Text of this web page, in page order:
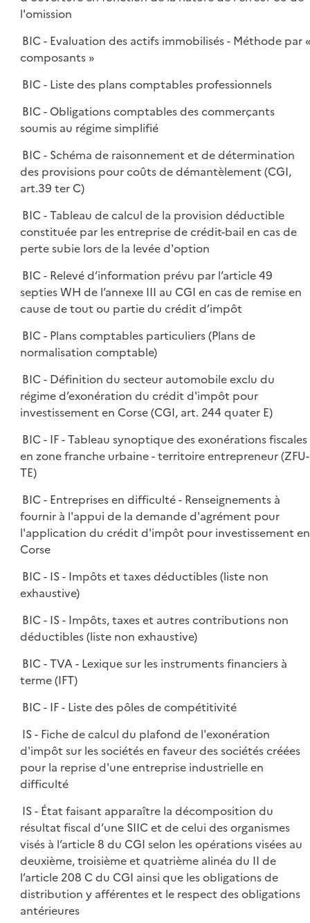
l'omission
BIC - Evaluation des actifs immobilisés - Méthode par
composants »
BIC - Liste des plans comptables professionnels
BIC - Obligations comptables des commerçants
soumis au régime simplifié
BIC - Schéma de raisonnement et de détermination
des provisions pour coûts de démantèlement (CGI,
art.39 ter C)
BIC - Tableau de calcul de la provision déductible
constituée par les entreprise de crédit-bail en cas de
perte subie lors de la levée d'option
BIC - Relevé d’information prévu par l’article 49
septies WH de l’annexe III au CGI en cas de remise en
cause de tout ou partie du crédit d’impôt
BIC - Plans comptables particuliers (Plans de
normalisation comptable)
BIC - Définition du secteur automobile exclu du
régime d’exonération du crédit d'impôt pour
investissement en Corse (CGI, art. 244 quater E)
BIC - IF - Tableau synoptique des exonérations fiscales
en zone franche urbaine - territoire entrepreneur (ZFU-
TE)
BIC - Entreprises en difficulté - Renseignements à
fournir à l'appui de la demande d'agrément pour
l'application du crédit d'impôt pour investissement en
Corse
BIC - IS - Impôts et taxes déductibles (liste non
exhaustive)
BIC - IS - Impôts, taxes et autres contributions non
déductibles (liste non exhaustive)
BIC - TVA - Lexique sur les instruments financiers à
terme (IFT)
BIC - IF - Liste des pôles de compétitivité
IS - Fiche de calcul du plafond de l'exonération
d'impôt sur les sociétés en faveur des sociétés créées
pour la reprise d'une entreprise industrielle en
difficulté
IS - État faisant apparaître la décomposition du
résultat fiscal d’une SIIC et de celui des organismes
visés à l’article 8 du CGI selon les opérations visées au
deuxième, troisième et quatrième alinéa du II de
l’article 208 C du CGI ainsi que les obligations de
distribution y afférentes et le respect des obligations
antérieures